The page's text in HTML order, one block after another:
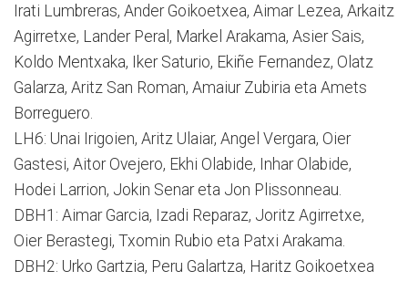
Irati Lumbreras, Ander Goikoetxea, Aimar Lezea, Arkaitz
Agirretxe, Lander Peral, Markel Arakama, Asier Sais,
Koldo Mentxaka, Iker Saturio, Ekiñe Fernandez, Olatz
Galarza, Aritz San Roman, Amaiur Zubiria eta Amets
Borreguero.
LH6: Unai Irigoien, Aritz Ulaiar, Angel Vergara, Oier
Gastesi, Aitor Ovejero, Ekhi Olabide, Inhar Olabide,
Hodei Larrion, Jokin Senar eta Jon Plissonneau.
DBH1: Aimar Garcia, Izadi Reparaz, Joritz Agirretxe,
Oier Berastegi, Txomin Rubio eta Patxi Arakama.
DBH2: Urko Gartzia, Peru Galartza, Haritz Goikoetxea